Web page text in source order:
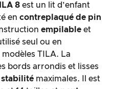
8 est un lit d’enfant
en contreplaqué de pin
empilable et
seul ou en
TILA. La
bords arrondis et lisses
stabilité maximales. Il est